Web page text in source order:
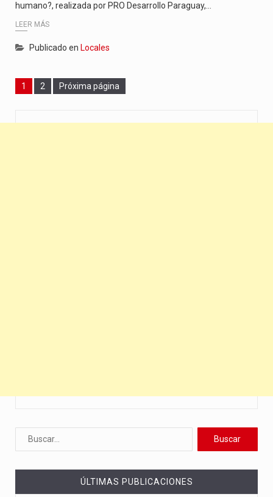
humano?, realizada por PRO Desarrollo Paraguay,…
LEER MÁS
Publicado en Locales
Page
1 Page
2 Próxima página
ÚLTIMAS PUBLICACIONES